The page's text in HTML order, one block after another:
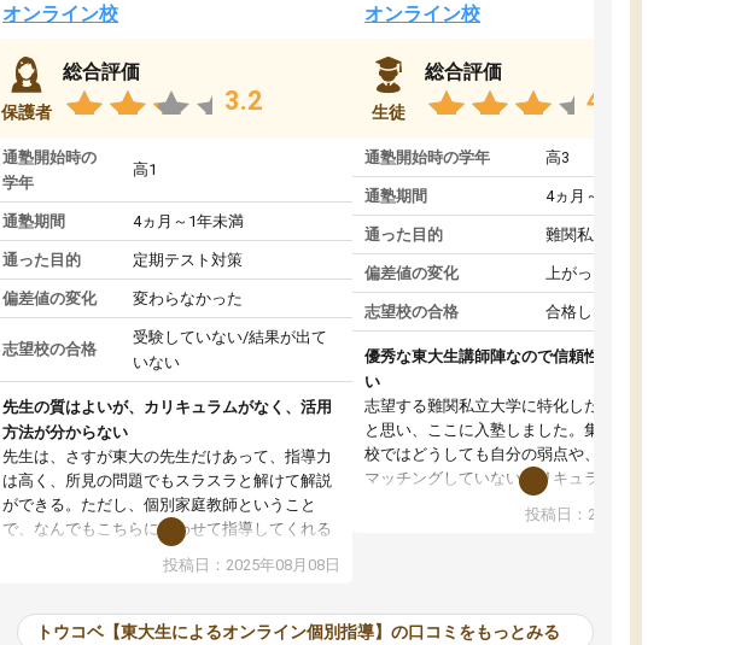
オンライン校
保護者
総合評価
3.2
通塾開始時の
学年
高1
通塾期間 4ヵ月～1年未満
通った目的 定期テスト対策
偏差値の変化 変わらなかった
志望校の合格
受験していない/結果が出て
いない
先生の質はよいが、カリキュラムがなく、活用
方法が分からない
先生は、さすが東大の先生だけあって、指導力
は高く、所見の問題でもスラスラと解けて解説
ができる。ただし、個別家庭教師ということ
で、なんでもこちらに合わせて指導してくれる
のだが、具体的なカリキュラムがない。当方
は、授業の先取り学習をするため、学校の教科
いただいたが、1時間の時間を使って進められる
投稿日：2025年08月08日
オンライン校
生徒
総合評価
4.4
通塾開始時の学年 高3
通塾期間 4ヵ月～1年未満
通った目的 難関私立受験対策
偏差値の変化 上がった
志望校の合格 合格した
優秀な東大生講師陣なので信頼性や安心感が高
い
志望する難関私立大学に特化した準備をしたい
と思い、ここに入塾しました。集団指導の予備
校ではどうしても自分の弱点や、志望校対策に
マッチングしていないカリキュラムに不安を感
また受験のノウハウを蓄積している優秀な東大
ツーマン指導によって、自分の志望校にふさわ
投稿日：2024年02月19日
トウコベ【東大生によるオンライン個別指導】の口コミをもっとみる